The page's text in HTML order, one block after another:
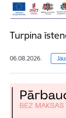
Turpina
06.08.2026.